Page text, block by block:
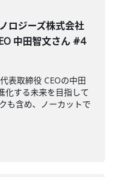
ロジーズ株式会社
中田智文さん #4
表取締役 CEOの中田
化する未来を目指して
も含め、ノーカットで